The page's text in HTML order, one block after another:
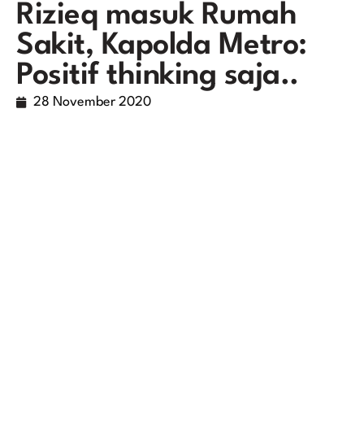
Rizieq masuk Rumah
Sakit, Kapolda Metro:
Positif thinking saja..
28 November 2020